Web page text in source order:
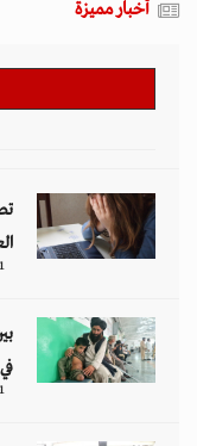
أخبار مميزة
11
11